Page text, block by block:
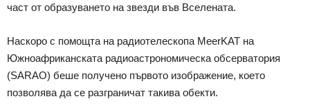
част от образуването на звезди във Вселената.
Наскоро с помощта на радиотелескопа MeerKAT на
Южноафриканската радиоастрономическа обсерватория
(SARAO) беше получено първото изображение, което
позволява да се разграничат такива обекти.